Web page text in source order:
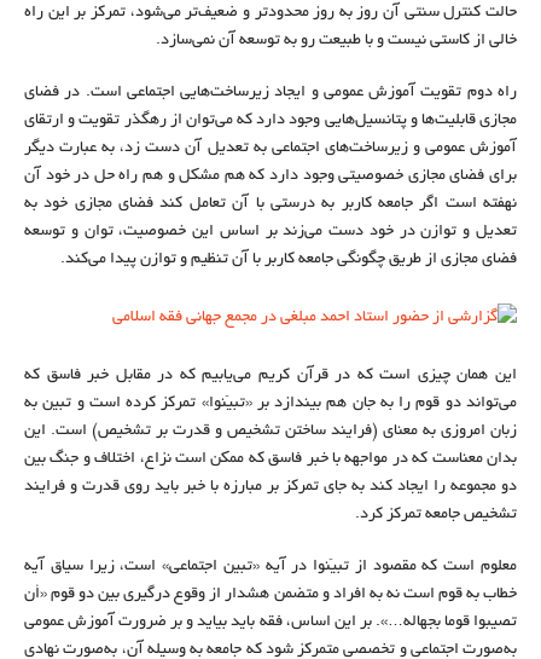
حالت کنترل سنتی آن روز به روز محدودتر و ضعیف‌تر ‌می‌شود، تمرکز بر این راه
خالی از کاستی نیست و با طبیعت رو به توسعه آن نمی‌سازد.
راه دوم تقویت آموزش عمومی و ایجاد زیرساخت‌هایی اجتماعی است. در فضای
مجازی قابلیت‌ها و پتانسیل‌هایی وجود دارد که می‌توان از رهگذر تقویت و ارتقای
آموزش عمومی و زیرساخت‌های اجتماعی به تعدیل آن دست زد، به عبارت دیگر
برای فضای مجازی خصوصیتی وجود دارد که هم مشکل و هم راه حل در خود آن
نهفته است اگر جامعه کاربر به درستی با آن تعامل کند فضای مجازی خود به
تعدیل و توازن در خود دست می‌زند بر اساس این خصوصیت، توان و توسعه
فضای مجازی از طریق چگونگی جامعه کاربر با آن تنظیم و توازن پیدا می‌کند.
این همان چیزی است که در قرآن کریم می‌یابیم که در مقابل خبر فاسق که
می‌تواند دو قوم را به جان هم بیندازد بر «تبیّنوا» تمرکز کرده است و تبین به
زبان امروزی به معنای (فرایند ساختن تشخیص و قدرت بر تشخیص) است. این
بدان معناست که در مواجهه با خبر فاسق که ممکن است نزاع، اختلاف و جنگ بین
دو مجموعه را ایجاد کند به جای تمرکز بر مبارزه با خبر باید روی قدرت و فرایند
تشخیص جامعه تمرکز کرد.
معلوم است که مقصود از تبیّنوا در آیه «تبین اجتماعی» است، زیرا سیاق آیه
خطاب به قوم است نه به افراد و متضمن هشدار از وقوع درگیری بین دو قوم «أن
تصیبوا قوما بجهاله…». بر این اساس، فقه باید بیاید و بر ضرورت آموزش عمومی
به‌صورت اجتماعی و تخصصی متمرکز شود که جامعه به وسیله آن، به‌صورت نهادی